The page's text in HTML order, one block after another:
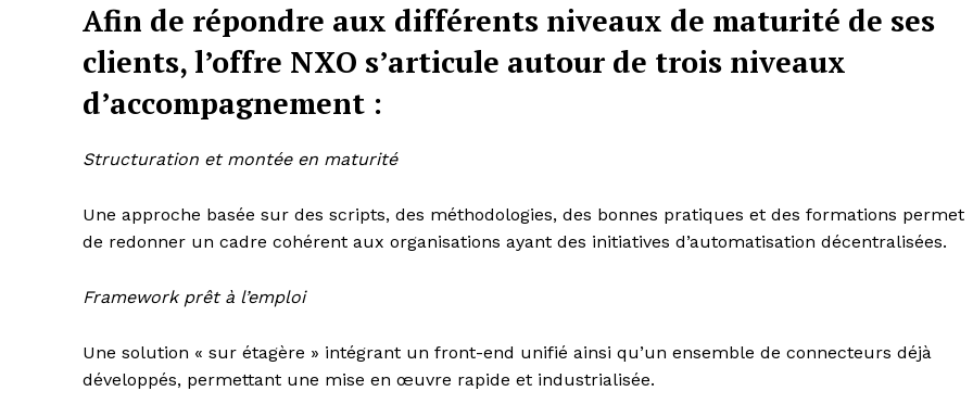
Afin de répondre aux différents niveaux de maturité de ses
clients, l’offre NXO s’articule autour de trois niveaux
d’accompagnement :
Structuration et montée en maturité
Une approche basée sur des scripts, des méthodologies, des bonnes pratiques et des formations permet
de redonner un cadre cohérent aux organisations ayant des initiatives d’automatisation décentralisées.
Framework prêt à l’emploi
Une solution « sur étagère » intégrant un front-end unifié ainsi qu’un ensemble de connecteurs déjà
développés, permettant une mise en œuvre rapide et industrialisée.